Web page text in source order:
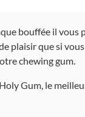
bouffée il vous
plaisir que si
chewing gum.
Gum, le